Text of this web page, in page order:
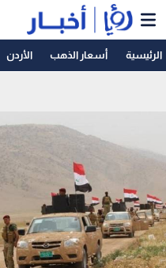
الرئيسية أسعار الذهب الأردن